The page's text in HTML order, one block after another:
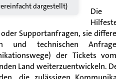
dargestellt)
Die
Supportanfragen, sie
und technischen
der Tickets
Land weiterzuentwickeln.